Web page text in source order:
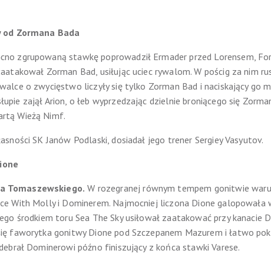
Zormana Bada
zgrupowaną stawkę poprowadził Ermader przed Lorensem,
Zorman Bad, usiłując uciec rywalom. W pościg za nim
o zwycięstwo liczyły się tylko Zorman Bad i naciskający go
zajął Arion, o łeb wyprzedzając dzielnie broniącego się
Wieżą Nimf.
SK Janów Podlaski, dosiadał jego trener Sergiey Vasyutov.
Tomaszewskiego. W rozegranej równym tempem gonitwie
With Molly i Dominerem. Najmocniej liczona Dione galopowała
środkiem toru Sea The Sky usiłował zaatakować przy kanacie
faworytka gonitwy Dione pod Szczepanem Mazurem i łatwo
Dominerowi późno finiszujący z końca stawki Varese.